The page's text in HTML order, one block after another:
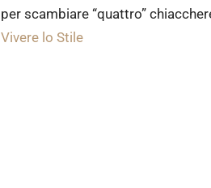
per scambiare “quattro”
Vivere lo Stile